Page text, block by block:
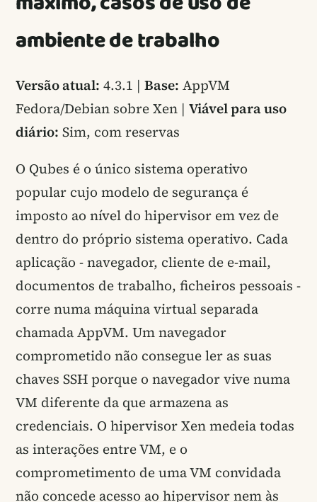
ambiente de trabalho
Versão atual: 4.3.1 | Base: AppVM
Fedora/Debian sobre Xen | Viável para uso
diário: Sim, com reservas
O Qubes é o único sistema operativo
popular cujo modelo de segurança é
imposto ao nível do hipervisor em vez de
dentro do próprio sistema operativo. Cada
aplicação - navegador, cliente de e-mail,
documentos de trabalho, ficheiros pessoais -
corre numa máquina virtual separada
chamada AppVM. Um navegador
comprometido não consegue ler as suas
chaves SSH porque o navegador vive numa
VM diferente da que armazena as
credenciais. O hipervisor Xen medeia todas
as interações entre VM, e o
comprometimento de uma VM convidada
não concede acesso ao hipervisor nem às